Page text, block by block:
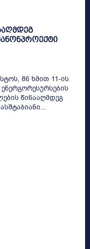
86 ხმით 11-ის
წინააღმდეგ